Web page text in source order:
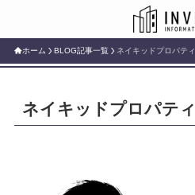
ホーム BLOG記事一覧 ネイキッドプロパティ
ネイキッドプロパティ